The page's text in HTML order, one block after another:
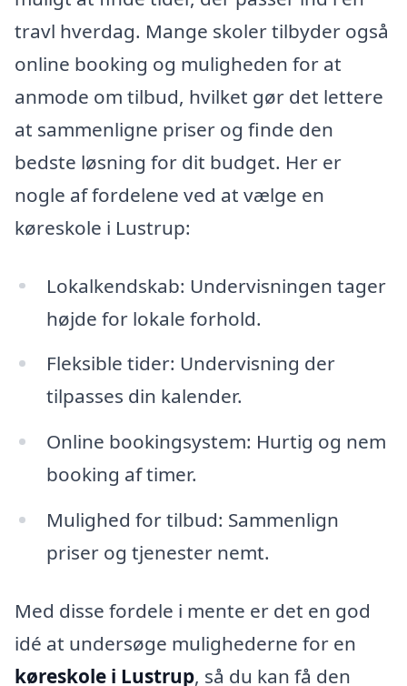
travl hverdag. Mange skoler tilbyder også
online booking og muligheden for at
anmode om tilbud, hvilket gør det lettere
at sammenligne priser og finde den
bedste løsning for dit budget. Her er
nogle af fordelene ved at vælge en
køreskole i Lustrup:
Lokalkendskab: Undervisningen tager
højde for lokale forhold.
Fleksible tider: Undervisning der
tilpasses din kalender.
Online bookingsystem: Hurtig og nem
booking af timer.
Mulighed for tilbud: Sammenlign
priser og tjenester nemt.
Med disse fordele i mente er det en god
idé at undersøge mulighederne for en
køreskole i Lustrup, så du kan få den